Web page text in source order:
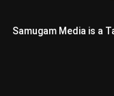
Samugam Media is a